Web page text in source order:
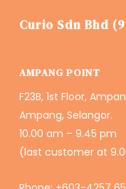
Curio Sdn Bhd
AMPANG POINT
F23B, 1st Floor,
Ampang, Selangor.
10.00 am – 9.45 pm
(last customer at